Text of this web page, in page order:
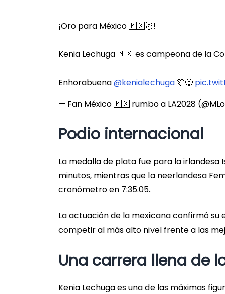
¡Oro para México 🇲🇽🥇!
Kenia Lechuga 🇲🇽 es campeona de la
Enhorabuena@kenialechuga 🎊😄
— Fan México 🇲🇽 rumbo a LA2028
Podio internacional
La medalla de plata fue para la irlandesa
minutos, mientras que la neerlandesa
cronómetro en 7:35.05.
La actuación de la mexicana confirmó
competir al más alto nivel frente a las
Una carrera llena de
Kenia Lechuga es una de las máximas